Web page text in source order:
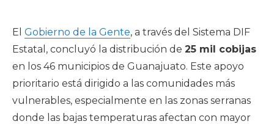
El Gobierno de la Gente, a través del Sistema DIF
Estatal, concluyó la distribución de 25 mil cobijas
en los 46 municipios de Guanajuato. Este apoyo
prioritario está dirigido a las comunidades más
vulnerables, especialmente en las zonas serranas
donde las bajas temperaturas afectan con mayor